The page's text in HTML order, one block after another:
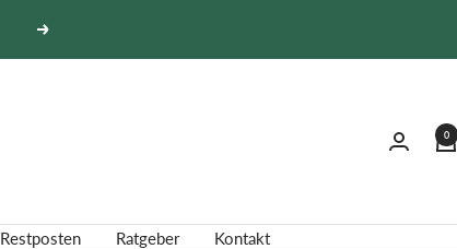
Weiter
0
Restposten Ratgeber Kontakt